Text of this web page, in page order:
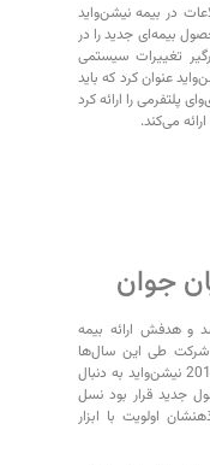
اطلاعات در بیمه نیشن‌واید
بیمه‌ای جدید را در
تغییرات سیستمی
عنوان کرد که باید
پلتفرمی را ارائه کرد
جوان
سال 1926 تاسیس شد و هدفش ارائه بیمه
شرکت طی این سال‌ها
تغییراتی اساسی کرده‌است، در ابتدای سال 2019 نیشن‌واید به دنبال
جدید قرار بود نسل
اولویت با ابزار